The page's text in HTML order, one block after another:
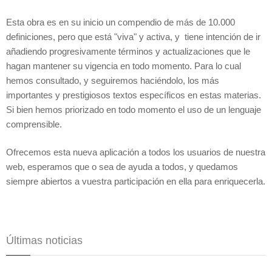
Esta obra es en su inicio un compendio de más de 10.000
definiciones, pero que está "viva" y activa, y tiene intención de ir
añadiendo progresivamente términos y actualizaciones que le
hagan mantener su vigencia en todo momento. Para lo cual
hemos consultado, y seguiremos haciéndolo, los más
importantes y prestigiosos textos específicos en estas materias.
Si bien hemos priorizado en todo momento el uso de un lenguaje
comprensible.
Ofrecemos esta nueva aplicación a todos los usuarios de nuestra
web, esperamos que o sea de ayuda a todos, y quedamos
siempre abiertos a vuestra participación en ella para enriquecerla.
Últimas noticias